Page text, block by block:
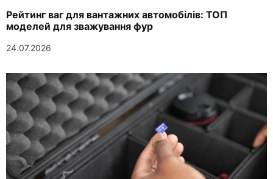
Рейтинг ваг для вантажних автомобілів: ТОП
моделей для зважування фур
24.07.2026